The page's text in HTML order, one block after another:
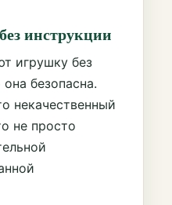
инструкции
игрушку без
безопасна.
некачественный
не просто